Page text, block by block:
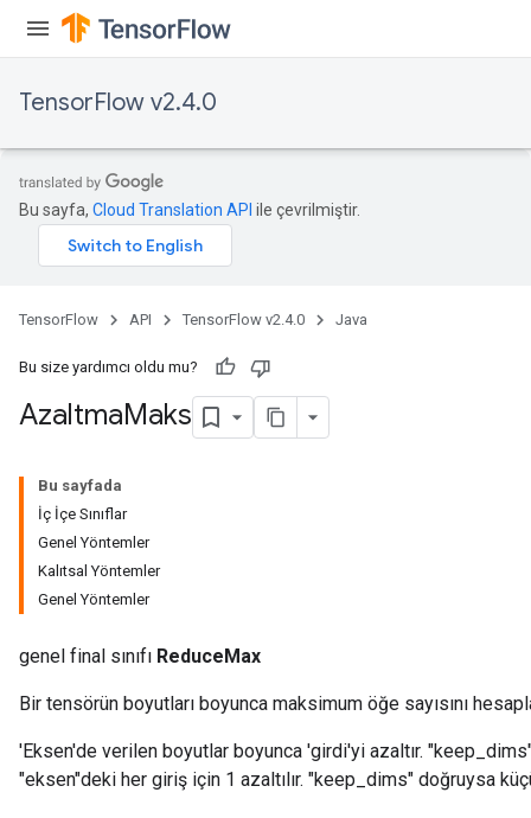
TensorFlow v2.4.0
Bu sayfa, Cloud Translation API ile çevrilmiştir.
TensorFlow API TensorFlow v2.4.0 Java
Bu size yardımcı oldu mu?
AzaltmaMaks
Bu sayfada
İç İçe Sınıflar
Genel Yöntemler
Kalıtsal Yöntemler
Genel Yöntemler
genel final sınıfı ReduceMax
Bir tensörün boyutları boyunca maksimum öğe sayısını
'Eksen'de verilen boyutlar boyunca 'girdi'yi azaltır.
"eksen"deki her giriş için 1 azaltılır. "keep_dims" doğruysa